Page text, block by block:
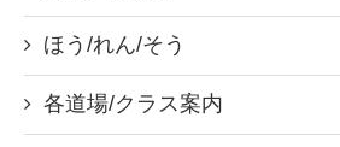
ほう/れん/そう
各道場/クラス案内